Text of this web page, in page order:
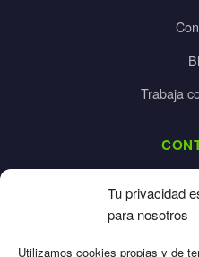
Tu privacidad
para nosotros
Utilizamos cookies propias y de
Trabaja